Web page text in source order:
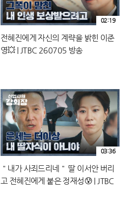
전혜진에게 자신의 계략을 밝힌 이준
영💥 | JTBC 260705 방송
02:19
＂내가 사죄드리네＂ 딸 이서안 버리
고 전혜진에게 붙은 정재성😰 | JTBC
03:36